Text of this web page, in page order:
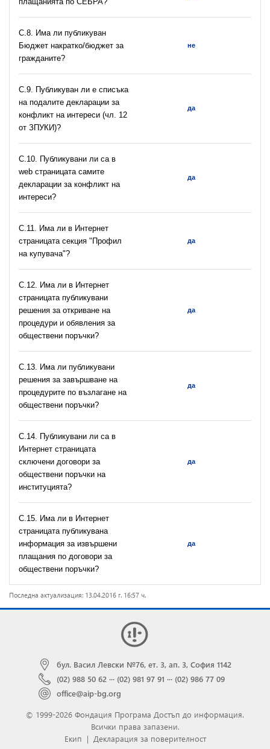
С.8. Има ли публикуван
Бюджет накратко/бюджет за
гражданите?
не
C.9. Публикуван ли е списъка
на подалите декларации за
конфликт на интереси (чл. 12
от ЗПУКИ)?
да
C.10. Публикувани ли са в
web страницата самите
декларации за конфликт на
интереси?
да
C.11. Има ли в Интернет
страницата секция "Профил
на купувача"?
да
С.12. Има ли в Интернет
страницата публикувани
решения за откриване на
процедури и обявления за
обществени поръчки?
да
С.13. Има ли публикувани
решения за завършване на
процедурите по възлагане на
обществени поръчки?
да
С.14. Публикувани ли са в
Интернет страницата
сключени договори за
обществени поръчки на
институцията?
да
С.15. Има ли в Интернет
страницата публикувана
информация за извършени
плащания по договори за
обществени поръчки?
да
Последна актуализация: 13.04.2016 г. 16:57 ч.
бул. Васил Левски №76, ет. 3, ап. 3, София 1142
(02) 988 50 62 ··· (02) 981 97 91 ··· (02) 986 77 09
office@aip-bg.org
© 1999-2026 Фондация Програма Достъп до информация.
Всички права запазени.
Екип | Декларация за поверителност